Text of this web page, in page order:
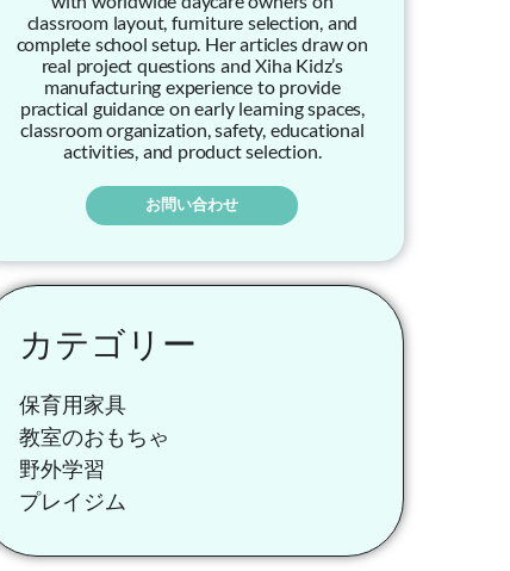
classroom layout, furniture selection, and
complete school setup. Her articles draw on
real project questions and Xiha Kidz’s
manufacturing experience to provide
practical guidance on early learning spaces,
classroom organization, safety, educational
activities, and product selection.
お問い合わせ
カテゴリー
保育用家具
教室のおもちゃ
野外学習
プレイジム